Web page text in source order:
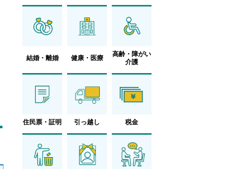
結婚・離婚 健康・医療
高齢・障がい
介護
住民票・証明 引っ越し 税金